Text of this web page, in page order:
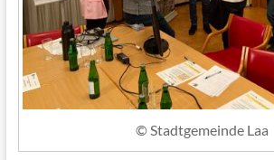
© Stadtgemeinde Laa